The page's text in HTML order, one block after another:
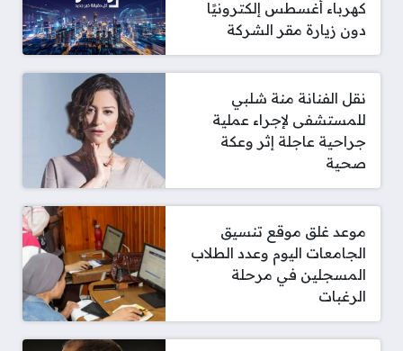
كهرباء أغسطس إلكترونيًا
دون زيارة مقر الشركة
نقل الفنانة منة شلبي
للمستشفى لإجراء عملية
جراحية عاجلة إثر وعكة
صحية
موعد غلق موقع تنسيق
الجامعات اليوم وعدد الطلاب
المسجلين في مرحلة
الرغبات